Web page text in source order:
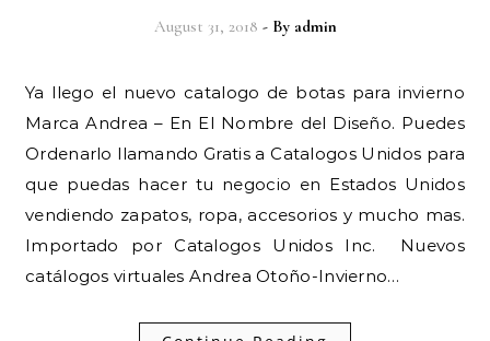
August 31, 2018 - By admin
Ya llego el nuevo catalogo de botas para invierno
Marca Andrea – En El Nombre del Diseño. Puedes
Ordenarlo llamando Gratis a Catalogos Unidos para
que puedas hacer tu negocio en Estados Unidos
vendiendo zapatos, ropa, accesorios y mucho mas.
Importado por Catalogos Unidos Inc. Nuevos
catálogos virtuales Andrea Otoño-Invierno…